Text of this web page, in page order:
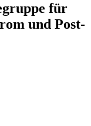
für
und Post-